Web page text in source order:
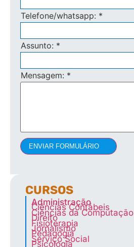
Telefone/whatsapp: *
Assunto: *
Mensagem: *
ENVIAR FORMULÁRIO
CURSOS
Administração
Ciências Contábeis
Ciências da Computação
Direito
Fisioterapia
Jornalismo
Pedagogia
Serviço Social
Psicologia